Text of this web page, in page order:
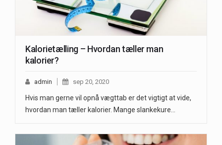
Kalorietælling – Hvordan tæller man
kalorier?
admin sep 20, 2020
Hvis man gerne vil opnå vægttab er det vigtigt at vide,
hvordan man tæller kalorier. Mange slankekure…